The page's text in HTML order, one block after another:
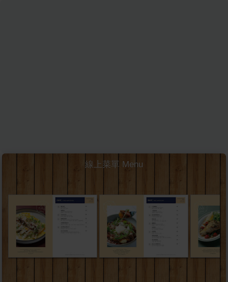
線上菜單 Menu